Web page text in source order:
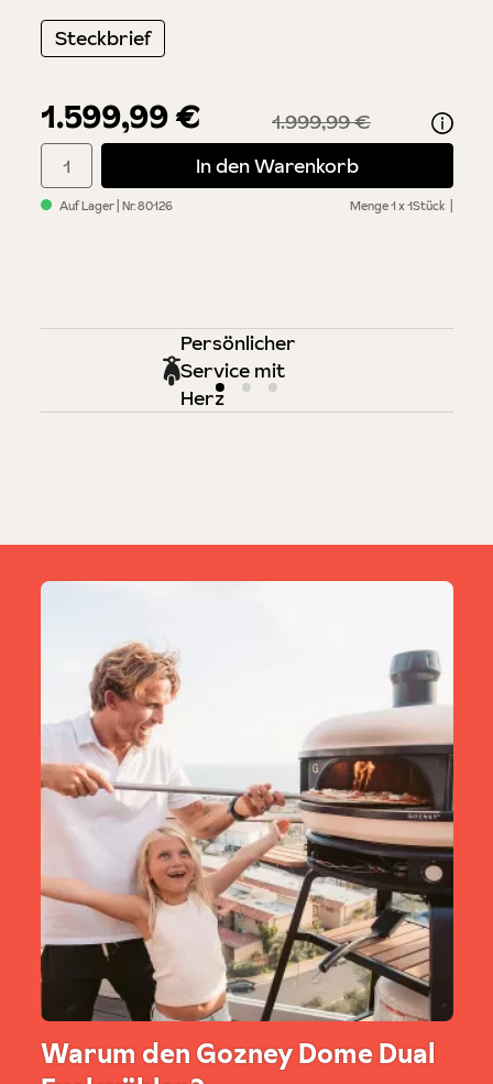
1.599,99 € 1.999,99 €
Steckbrief
Auf Lager | Nr.80126 Menge1 x 1Stück
Produkt Anzahl: Gib den gewünschten Wert ein oder benutze
In den Warenkorb
Persönlicher
Service mit
Herz
Warum den Gozney Dome Dual